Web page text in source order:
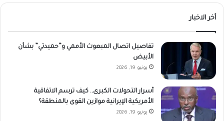
أخر الاخبار
تفاصيل اتصال المبعوث الأممي و”حميدتي” بشأن
الأبيض
يونيو 19, 2026
أسرار التحولات الكبرى.. كيف ترسم الاتفاقية
الأمريكية الإيرانية موازين القوى بالمنطقة؟
يونيو 19, 2026